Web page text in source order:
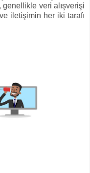
genellikle veri alışverişi
iletişimin her iki tarafı